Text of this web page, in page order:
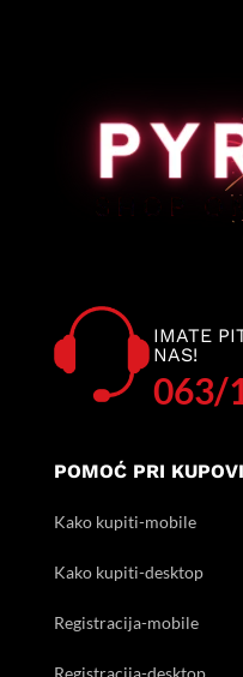
IMATE
NAS!
063/
POMOĆ PRI
Kako kupiti-mobile
Kako kupiti-desktop
Registracija-mobile
Registracija-desktop